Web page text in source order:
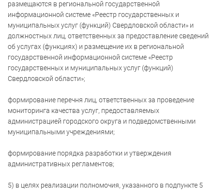
размещаются в региональной государственной
информационной системе «Реестр государственных и
муниципальных услуг (функций) Свердловской области» и
должностных лиц, ответственных за предоставление сведений
об услугах (функциях) и размещение их в региональной
государственной информационной системе «Реестр
государственных и муниципальных услуг (функций)
Свердловской области»;
формирование перечня лиц, ответственных за проведение
мониторинга качества услуг, предоставляемых
администрацией городского округа и подведомственными
муниципальными учреждениями;
формирование порядка разработки и утверждения
административных регламентов;
5) в целях реализации полномочия, указанного в подпункте 5